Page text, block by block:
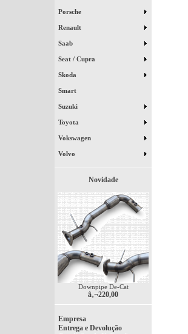
Porsche
Renault
Saab
Seat / Cupra
Skoda
Smart
Suzuki
Toyota
Vokswagen
Volvo
Novidade
Downpipe De-Cat
â‚¬220,00
Empresa
Entrega e Devolução